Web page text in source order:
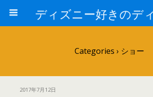
Categories › ショー
2017年7月12日